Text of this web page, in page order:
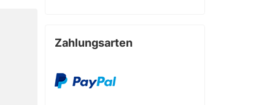
Zahlungsarten